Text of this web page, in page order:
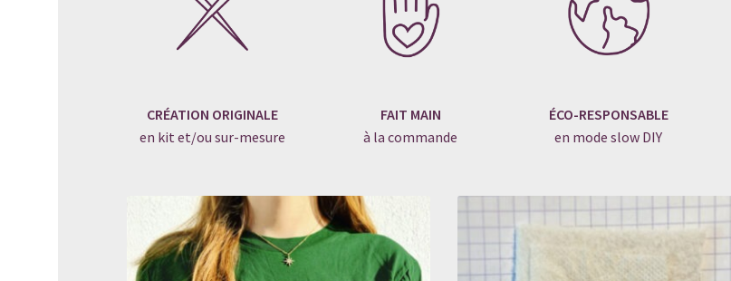
CRÉATION ORIGINALE
en kit et/ou sur-mesure
FAIT MAIN
à la commande
ÉCO-RESPONSABLE
en mode slow DIY